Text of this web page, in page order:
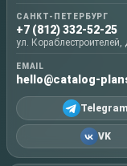
САНКТ-ПЕТЕРБУРГ
+7 (812) 332-52-25
ул. Кораблестроителей,
EMAIL
hello@catalog-
Telegram
VK